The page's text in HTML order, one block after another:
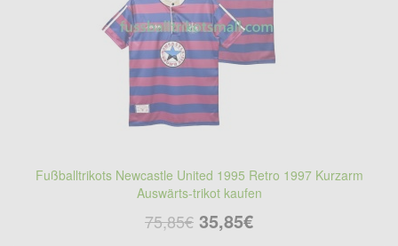
Fußballtrikots Newcastle United 1995 Retro 1997 Kurzarm
Auswärts-trikot kaufen
75,85€ 35,85€